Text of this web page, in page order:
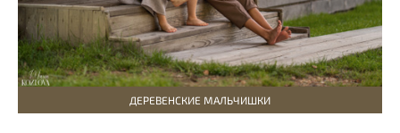
ДЕРЕВЕНСКИЕ МАЛЬЧИШКИ